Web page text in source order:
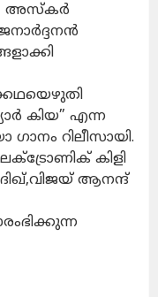
അസ്കർ
കിയ” എന്ന
ഗാനം റിലീസായി.
കിളി
ആനന്ദ്